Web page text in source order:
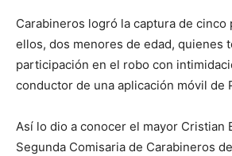
Carabineros logró la captura de cinco
ellos, dos menores de edad, quienes
participación en el robo con
conductor de una aplicación móvil de
Así lo dio a conocer el mayor Cristian
Segunda Comisaria de Carabineros